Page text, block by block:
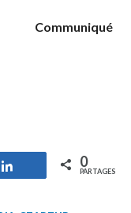
Communiqué
Partagez 0
PARTAGES